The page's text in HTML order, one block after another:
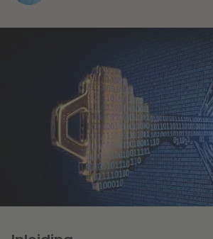
Aansprakelijkheid & Verzekering
Litigation
Onderwijs
Dichtbij de wendbare
Lees meer